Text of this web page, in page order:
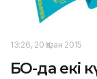
13:26, 20 Қазан 2015
БҚО-да екі